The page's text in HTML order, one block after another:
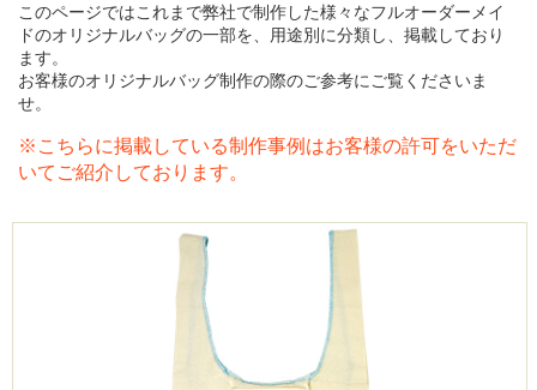
このページではこれまで弊社で制作した様々なフルオーダーメイ
ドのオリジナルバッグの一部を、用途別に分類し、掲載しており
ます。
お客様のオリジナルバッグ制作の際のご参考にご覧くださいま
せ。
※こちらに掲載している制作事例はお客様の許可をいただ
いてご紹介しております。